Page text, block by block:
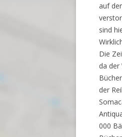
auf
sind
Die
da der
der
000